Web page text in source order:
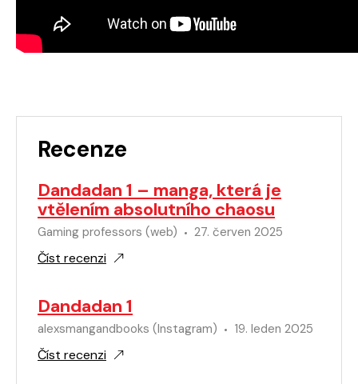
Recenze
Dandadan 1 – manga, která je
vtělením absolutního chaosu
Gaming professors (web) 27. červen 2025
Číst recenzi
Dandadan 1
alexsmangandbooks (Instagram) 19. leden 2025
Číst recenzi